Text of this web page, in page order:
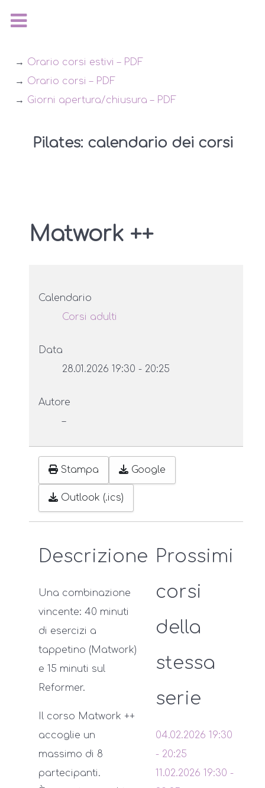
→ Orario corsi estivi – PDF
→ Orario corsi – PDF
→ Giorni apertura/chiusura – PDF
Pilates: calendario dei corsi
Matwork ++
Calendario
Corsi adulti
Data
28.01.2026 19:30 - 20:25
Autore
–
Stampa Google
Outlook (.ics)
Descrizione
Una combinazione
vincente: 40 minuti
di esercizi a
tappetino (Matwork)
e 15 minuti sul
Reformer.
Il corso Matwork ++
accoglie un
massimo di 8
partecipanti.
Prossimi
corsi
della
stessa
serie
04.02.2026 19:30
- 20:25
11.02.2026 19:30 -